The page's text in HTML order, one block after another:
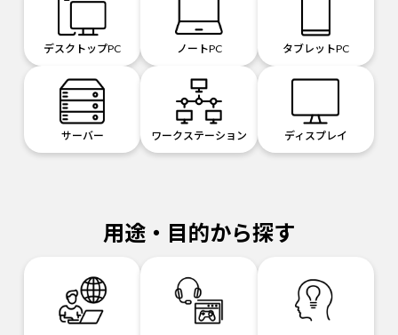
デスクトップPC ノートPC タブレットPC
サーバー ワークステーション ディスプレイ
用途・目的から探す